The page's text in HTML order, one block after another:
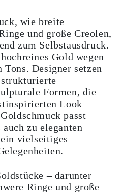
wie breite
und große Creolen,
zum Selbstausdruck.
Gold wegen
Tons. Designer setzen
Formen, die
Look
passt
zu eleganten
vielseitiges
– darunter
Ringe und große